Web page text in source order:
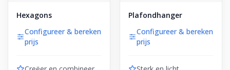
Hexagons
Configureer & bereken
prijs
Plafondhanger
Configureer & bereken
prijs